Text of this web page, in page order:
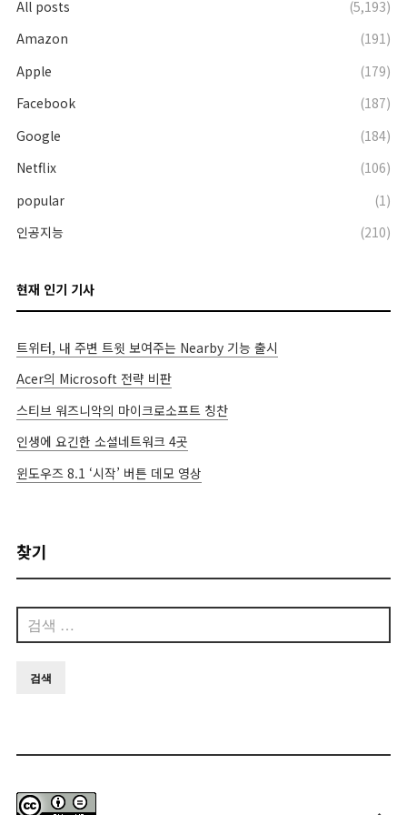
All posts
(5,193)
Amazon
(191)
Apple
(179)
Facebook
(187)
Google
(184)
Netflix
(106)
popular
(1)
인공지능
(210)
현재 인기 기사
트위터, 내 주변 트윗 보여주는 Nearby 기능 출시
Acer의 Microsoft 전략 비판
스티브 워즈니악의 마이크로소프트 칭찬
인생에 요긴한 소셜네트워크 4곳
윈도우즈 8.1 ‘시작’ 버튼 데모 영상
찾기
색: